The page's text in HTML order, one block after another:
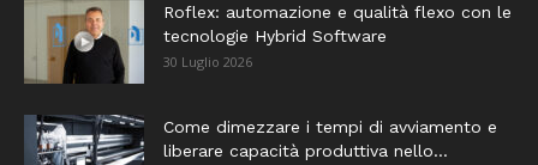
Roflex: automazione e qualità flexo con le
tecnologie Hybrid Software
30 Luglio 2026
Come dimezzare i tempi di avviamento e
liberare capacità produttiva nello...